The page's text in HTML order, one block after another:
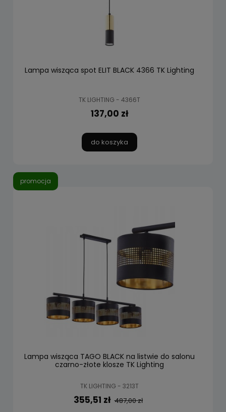
Lampa wisząca spot ELIT BLACK 4366 TK Lighting
TK LIGHTING - 4366T
137,00 zł
do koszyka
Lampa wisząca TAGO BLACK na listwie do salonu
czarno-złote klosze TK Lighting
TK LIGHTING - 3213T
355,51 zł 487,00 zł
promocja